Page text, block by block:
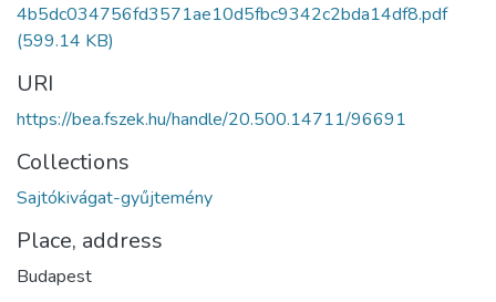
4b5dc034756fd3571ae10d5fbc9342c2bda14df8.pdf
(599.14 KB)
URI
https://bea.fszek.hu/handle/20.500.14711/96691
Collections
Sajtókivágat-gyűjtemény
Place, address
Budapest